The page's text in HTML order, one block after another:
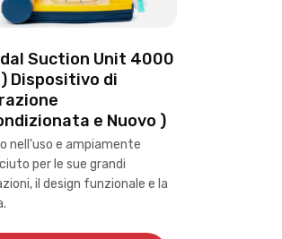
Suction Unit 4000
Dispositivo di
e Nuovo )
nell'uso e ampiamente
per le sue grandi
il design funzionale e la